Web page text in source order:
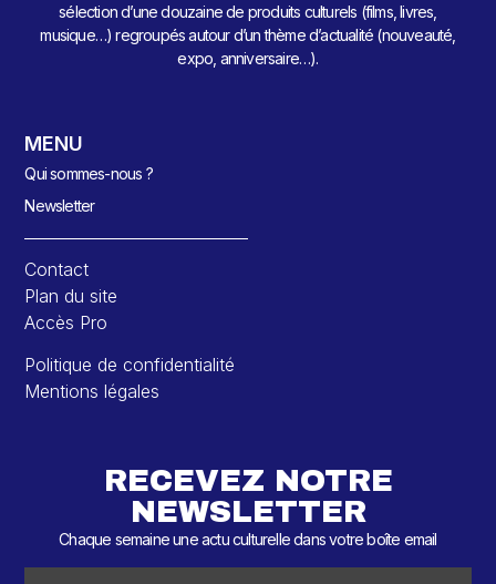
sélection d’une douzaine de produits culturels (films, livres,
musique…) regroupés autour d’un thème d’actualité (nouveauté,
expo, anniversaire…).
MENU
Qui sommes-nous ?
Newsletter
Contact
Plan du site
Accès Pro
Politique de confidentialité
Mentions légales
RECEVEZ NOTRE
NEWSLETTER
Chaque semaine une actu culturelle dans votre boîte email